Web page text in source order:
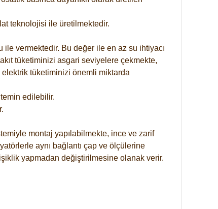
teknolojisi ile üretilmektedir.
ile vermektedir. Bu değer ile en az su ihtiyacı
tüketiminizi asgari seviyelere çekmekte,
elektrik tüketiminizi önemli miktarda
edilebilir.
montaj yapılabilmekte, ince ve zarif
aynı bağlantı çap ve ölçülerine
yapmadan değiştirilmesine olanak verir.